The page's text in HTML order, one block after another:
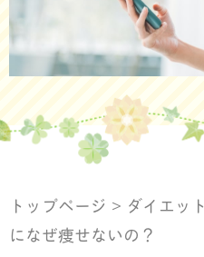
トップページ > ダイエット
になぜ痩せないの？